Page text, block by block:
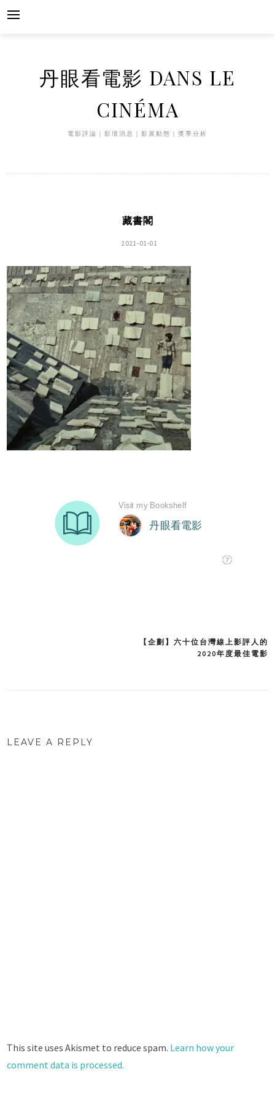
Skip
丹眼看電影 DANS LE
CINÉMA
電影評論｜影壇消息｜影展動態｜獎季分析
藏書閣
2021-01-01
【企劃】六十位台灣線上影評人的
2020年度最佳電影
LEAVE A REPLY
This site uses Akismet to reduce spam. Learn how your
comment data is processed.